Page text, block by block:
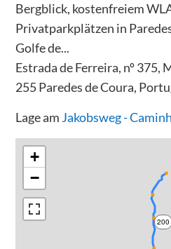
Bergblick, kostenfreiem
Privatparkplätzen in
Golfe de...
Estrada de Ferreira, nº 375,
255 Paredes de Coura,
Lage am Jakobsweg -
200
+
−